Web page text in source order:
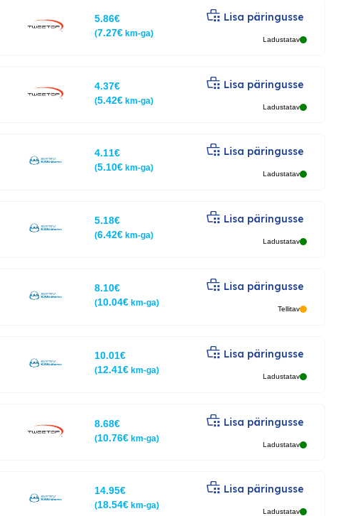
5.86€
(7.27€km-ga)
Lisa päringusse
Ladustatav
4.37€
(5.42€km-ga)
Lisa päringusse
Ladustatav
4.11€
(5.10€km-ga)
Lisa päringusse
Ladustatav
5.18€
(6.42€km-ga)
Lisa päringusse
Ladustatav
8.10€
(10.04€km-ga)
Lisa päringusse
Tellitav
10.01€
(12.41€km-ga)
Lisa päringusse
Ladustatav
8.68€
(10.76€km-ga)
Lisa päringusse
Ladustatav
14.95€
(18.54€km-ga)
Lisa päringusse
Ladustatav